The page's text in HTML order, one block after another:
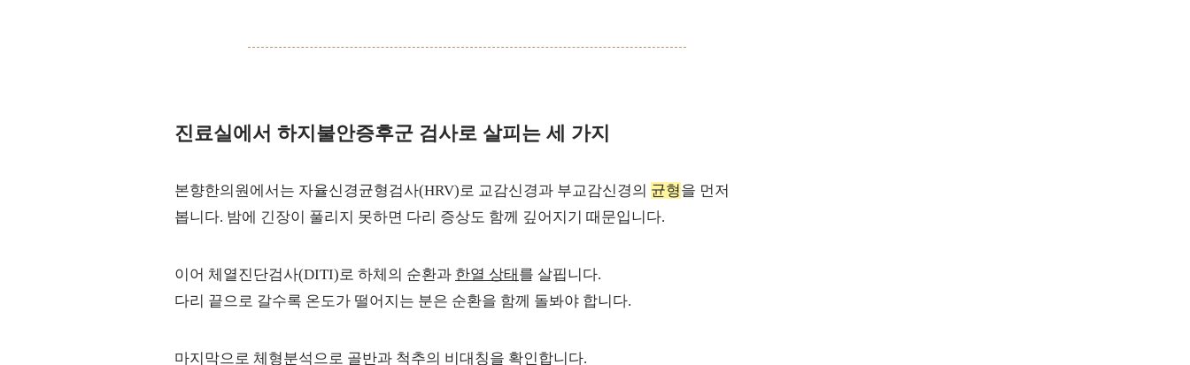
진료실에서 하지불안증후군 검사로 살피는 세 가지
본향한의원에서는 자율신경균형검사(HRV)로 교감신경과 부교감신경의 균형을 먼저
봅니다. 밤에 긴장이 풀리지 못하면 다리 증상도 함께 깊어지기 때문입니다.
이어 체열진단검사(DITI)로 하체의 순환과 한열 상태 를 살핍니다.
다리 끝으로 갈수록 온도가 떨어지는 분은 순환을 함께 돌봐야 합니다.
마지막으로 체형분석으로 골반과 척추의 비대칭을 확인합니다.